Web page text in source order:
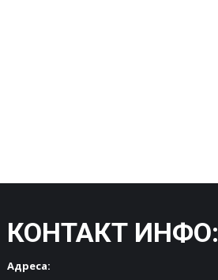
КОНТАКТ ИНФО:
Адреса: